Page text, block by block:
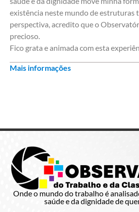
existência neste mundo de estruturas
perspectiva, acredito que o
precioso.
Fico grata e animada com esta
Mais informações
Onde o mundo do trabalho é
saúde e da dignidade de